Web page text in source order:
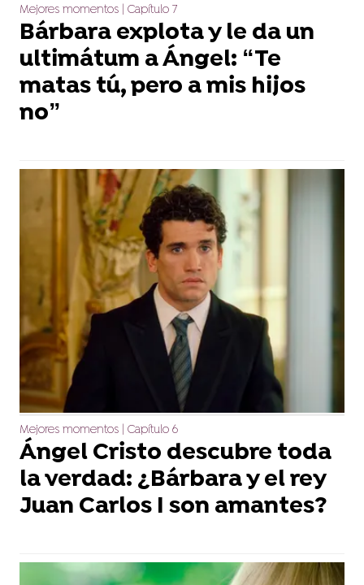
Mejores momentos | Capítulo 7
Bárbara explota y le da un
ultimátum a Ángel: “Te
matas tú, pero a mis hijos
no”
Mejores momentos | Capítulo 6
Ángel Cristo descubre toda
la verdad: ¿Bárbara y el rey
Juan Carlos I son amantes?